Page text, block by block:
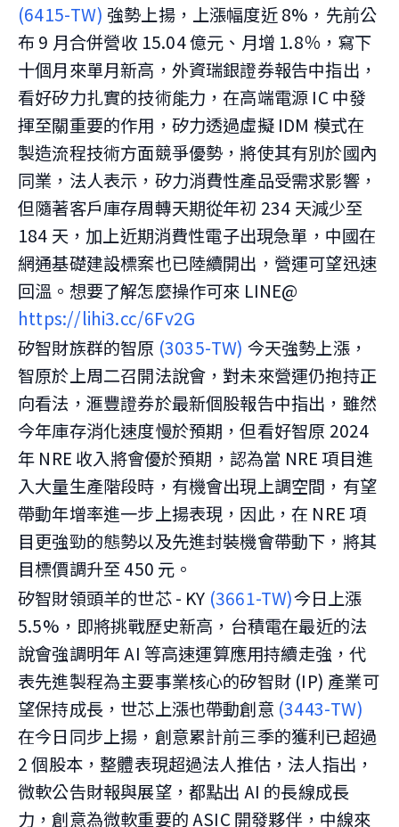
(6415-TW) 強勢上揚，上漲幅度近 8%，先前公
布 9 月合併營收 15.04 億元、月增 1.8％，寫下
十個月來單月新高，外資瑞銀證券報告中指出，
看好矽力扎實的技術能力，在高端電源 IC 中發
揮至關重要的作用，矽力透過虛擬 IDM 模式在
製造流程技術方面競爭優勢，將使其有別於國內
同業，法人表示，矽力消費性產品受需求影響，
但隨著客戶庫存周轉天期從年初 234 天減少至
184 天，加上近期消費性電子出現急單，中國在
網通基礎建設標案也已陸續開出，營運可望迅速
回溫。想要了解怎麼操作可來 LINE@
https://lihi3.cc/6Fv2G
矽智財族群的智原 (3035-TW) 今天強勢上漲，
智原於上周二召開法說會，對未來營運仍抱持正
向看法，滙豐證券於最新個股報告中指出，雖然
今年庫存消化速度慢於預期，但看好智原 2024
年 NRE 收入將會優於預期，認為當 NRE 項目進
入大量生產階段時，有機會出現上調空間，有望
帶動年增率進一步上揚表現，因此，在 NRE 項
目更強勁的態勢以及先進封裝機會帶動下，將其
目標價調升至 450 元。
矽智財領頭羊的世芯 - KY (3661-TW)今日上漲
5.5%，即將挑戰歷史新高，台積電在最近的法
說會強調明年 AI 等高速運算應用持續走強，代
表先進製程為主要事業核心的矽智財 (IP) 產業可
望保持成長，世芯上漲也帶動創意 (3443-TW)
在今日同步上揚，創意累計前三季的獲利已超過
2 個股本，整體表現超過法人推估，法人指出，
微軟公告財報與展望，都點出 AI 的長線成長
力，創意為微軟重要的 ASIC 開發夥伴，中線來